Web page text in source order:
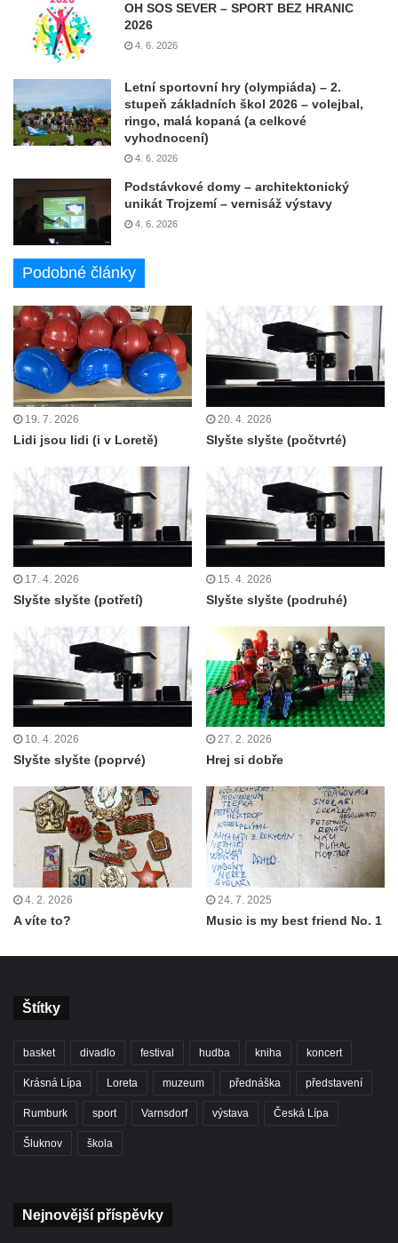
OH SOS SEVER – SPORT BEZ HRANIC
2026
4. 6. 2026
Letní sportovní hry (olympiáda) – 2.
stupeň základních škol 2026 – volejbal,
ringo, malá kopaná (a celkové
vyhodnocení)
4. 6. 2026
Podstávkové domy – architektonický
unikát Trojzemí – vernisáž výstavy
4. 6. 2026
Podobné články
19. 7. 2026
Lidi jsou lidi (i v Loretě)
20. 4. 2026
Slyšte slyšte (počtvrté)
17. 4. 2026
Slyšte slyšte (potřetí)
15. 4. 2026
Slyšte slyšte (podruhé)
10. 4. 2026
Slyšte slyšte (poprvé)
27. 2. 2026
Hrej si dobře
4. 2. 2026
A víte to?
24. 7. 2025
Music is my best friend No. 1
Štítky
basket divadlo festival hudba kniha koncert
Krásná Lípa Loreta muzeum přednáška představení
Rumburk sport Varnsdorf výstava Česká Lípa
Šluknov škola
Nejnovější příspěvky